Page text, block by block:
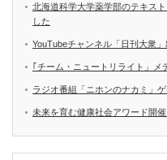
北海道科学大学薬学部のテキス
した
YouTubeチャンネル「日刊大衆
｢チーム・ニュートリライト」
ラジオ番組「ニホンのナカミ」
未来を育む健康社会アワード開